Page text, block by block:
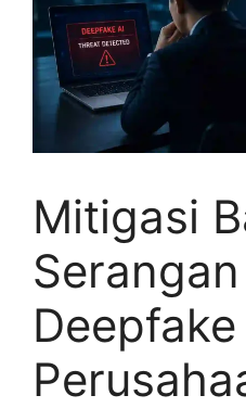
Mitigasi
Deepfake